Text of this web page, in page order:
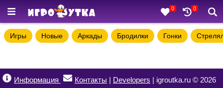
0 0
Игры Новые Аркады Бродилки Гонки
Информация Контакты | Developers | igroutka.ru © 2026